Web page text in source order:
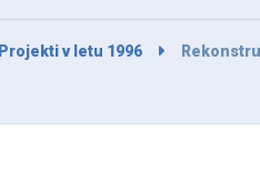
Projekti v letu 1996